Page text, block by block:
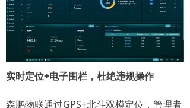
实时定位+电子围栏，杜绝违规操作
森鹏物联通过GPS+北斗双模定位，管理者